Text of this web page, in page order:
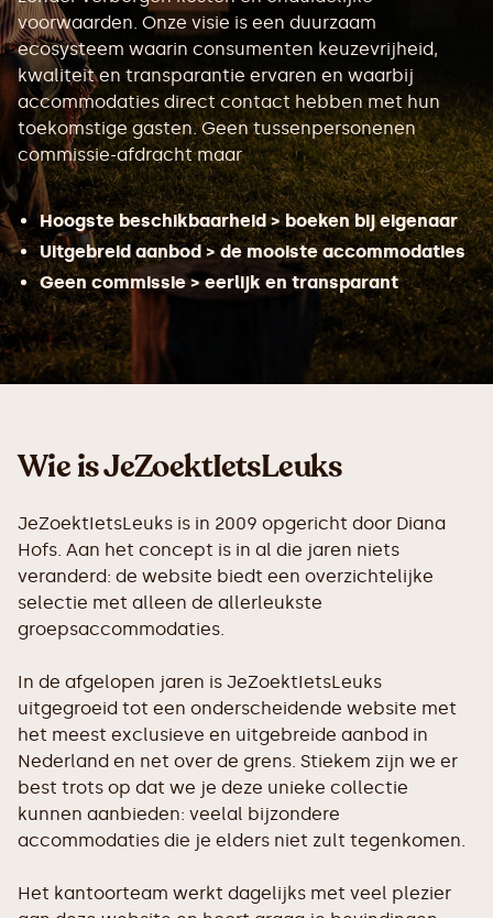
voorwaarden. Onze visie is een duurzaam
ecosysteem waarin consumenten keuzevrijheid,
kwaliteit en transparantie ervaren en waarbij
accommodaties direct contact hebben met hun
toekomstige gasten. Geen tussenpersonenen
commissie-afdracht maar
Hoogste beschikbaarheid > boeken bij eigenaar
Uitgebreid aanbod > de mooiste accommodaties
Geen commissie > eerlijk en transparant
Wie is JeZoektIetsLeuks
JeZoektIetsLeuks is in 2009 opgericht door Diana
Hofs. Aan het concept is in al die jaren niets
veranderd: de website biedt een overzichtelijke
selectie met alleen de allerleukste
groepsaccommodaties.
In de afgelopen jaren is JeZoektIetsLeuks
uitgegroeid tot een onderscheidende website met
het meest exclusieve en uitgebreide aanbod in
Nederland en net over de grens. Stiekem zijn we er
best trots op dat we je deze unieke collectie
kunnen aanbieden: veelal bijzondere
accommodaties die je elders niet zult tegenkomen.
Het kantoorteam werkt dagelijks met veel plezier